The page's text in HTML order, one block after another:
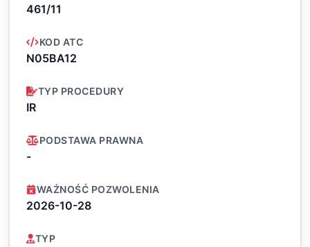
461/11
KOD ATC
N05BA12
TYP PROCEDURY
IR
PODSTAWA PRAWNA
-
WAŻNOŚĆ POZWOLENIA
2026-10-28
TYP